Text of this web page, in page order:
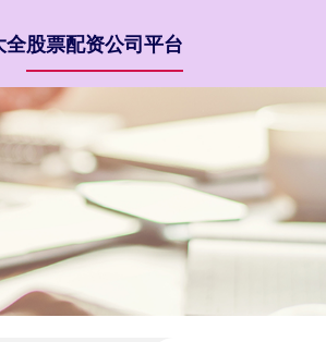
全股票配资公司平台